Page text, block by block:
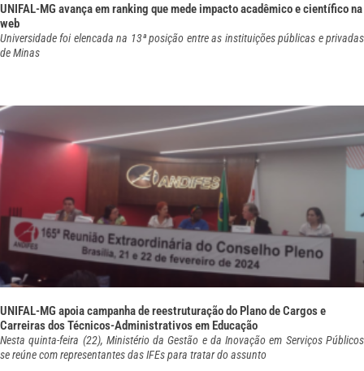
UNIFAL-MG avança em ranking que mede impacto acadêmico e científico na
web
Universidade foi elencada na 13ª posição entre as instituições públicas e privadas
de Minas
UNIFAL-MG apoia campanha de reestruturação do Plano de Cargos e
Carreiras dos Técnicos-Administrativos em Educação
Nesta quinta-feira (22), Ministério da Gestão e da Inovação em Serviços Públicos
se reúne com representantes das IFEs para tratar do assunto